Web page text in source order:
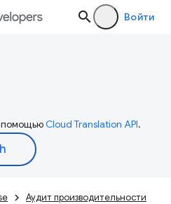
Войти
помощьюCloud Translation API.
Аудит производительности